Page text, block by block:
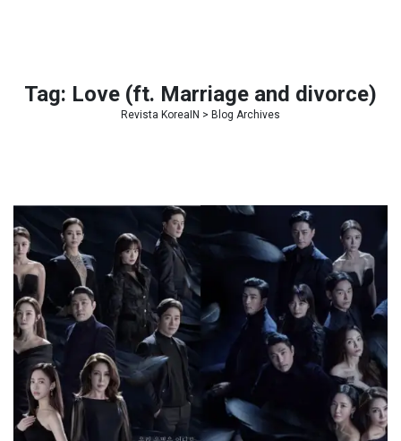
Tag: Love (ft. Marriage and divorce)
Revista KoreaIN > Blog Archives